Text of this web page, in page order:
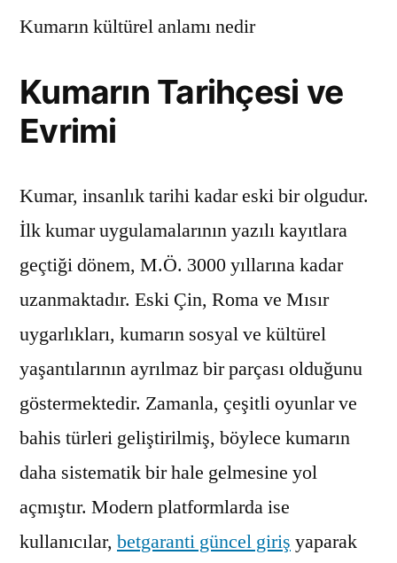
Kumarın kültürel anlamı nedir
Kumarın Tarihçesi ve
Evrimi
Kumar, insanlık tarihi kadar eski bir olgudur.
İlk kumar uygulamalarının yazılı kayıtlara
geçtiği dönem, M.Ö. 3000 yıllarına kadar
uzanmaktadır. Eski Çin, Roma ve Mısır
uygarlıkları, kumarın sosyal ve kültürel
yaşantılarının ayrılmaz bir parçası olduğunu
göstermektedir. Zamanla, çeşitli oyunlar ve
bahis türleri geliştirilmiş, böylece kumarın
daha sistematik bir hale gelmesine yol
açmıştır. Modern platformlarda ise
kullanıcılar, betgaranti güncel giriş yaparak